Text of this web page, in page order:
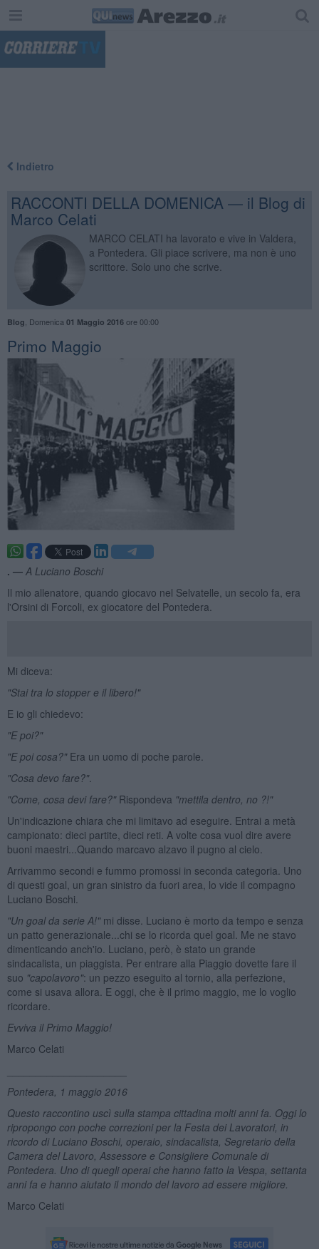
Indietro
RACCONTI DELLA DOMENICA — il Blog di
Marco Celati
MARCO CELATI ha lavorato e vive in Valdera,
a Pontedera. Gli piace scrivere, ma non è uno
scrittore. Solo uno che scrive.
Blog Domenica 01 Maggio 2016ore 00:00
Primo Maggio
. — A Luciano Boschi
Il mio allenatore, quando giocavo nel Selvatelle, un secolo fa, era
l'Orsini di Forcoli, ex giocatore del Pontedera.
Mi diceva:
"Stai tra lo stopper e il libero!"
E io gli chiedevo:
"Epoi?"
"E poi cosa?"Era un uomo di poche parole.
"Cosa devo fare?".
"Come, cosa devi fare?"Rispondeva "mettila dentro, no ?!"
Un'indicazione chiara che mi limitavo ad eseguire. Entrai a metà
campionato: dieci partite, dieci reti. A volte cosa vuol dire avere
buoni maestri...Quando marcavo alzavo il pugno al cielo.
Arrivammo secondi e fummo promossi in seconda categoria. Uno
di questi goal, un gran sinistro da fuori area, lo vide il compagno
Luciano Boschi.
"Un goal da serie A!" mi disse. Luciano è morto da tempo e senza
un patto generazionale...chi se lo ricorda quel goal. Me ne stavo
dimenticando anch'io. Luciano, però, è stato un grande
sindacalista, un piaggista. Per entrare alla Piaggio dovette fare il
suo "capolavoro": un pezzo eseguito al tornio, alla perfezione,
come si usava allora. E oggi, che è il primo maggio, me lo voglio
ricordare.
Evviva il Primo Maggio!
Marco Celati
Pontedera, 1 maggio 2016
Questo raccontino uscì sulla stampa cittadina molti anni fa. Oggi lo
ripropongo con poche correzioni per la Festa dei Lavoratori, in
ricordo di Luciano Boschi, operaio, sindacalista, Segretario della
Camera del Lavoro, Assessore e Consigliere Comunale di
Pontedera. Uno di quegli operai che hanno fatto la Vespa, settanta
anni fa e hanno aiutato il mondo del lavoro ad essere migliore.
Marco Celati